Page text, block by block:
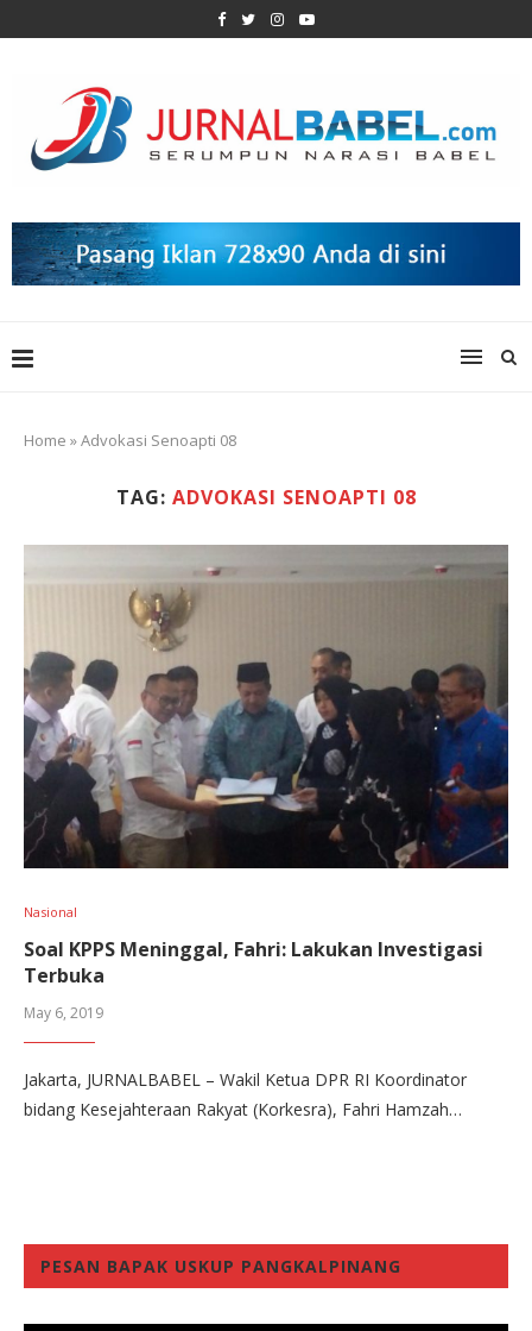
Home »Advokasi Senoapti 08
TAG: ADVOKASI SENOAPTI 08
Nasional
Soal KPPS Meninggal, Fahri: Lakukan Investigasi
Terbuka
May 6, 2019
Jakarta, JURNALBABEL – Wakil Ketua DPR RI Koordinator
bidang Kesejahteraan Rakyat (Korkesra), Fahri Hamzah…
PESAN BAPAK USKUP PANGKALPINANG